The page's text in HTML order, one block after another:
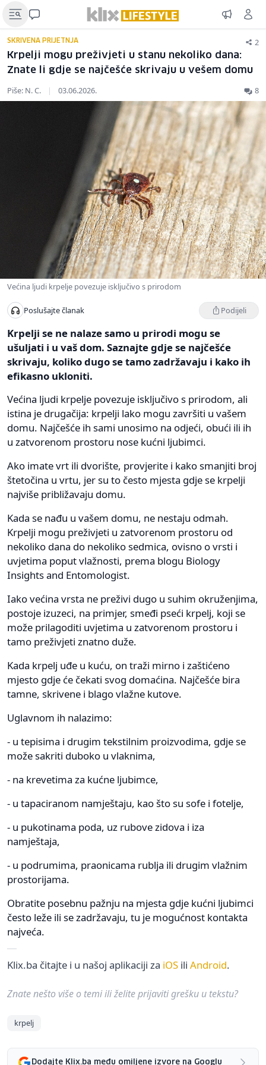
SKRIVENA PRIJETNJA 2
Krpelji mogu preživjeti u stanu nekoliko dana:
Znate li gdje se najčešće skrivaju u vešem domu
Piše: N. C. | 03.06.2026. 8
Većina ljudi krpelje povezuje isključivo s prirodom
Poslušajte članak Podijeli
Krpelji se ne nalaze samo u prirodi mogu se
ušuljati i u vaš dom. Saznajte gdje se najčešće
skrivaju, koliko dugo se tamo zadržavaju i kako ih
efikasno ukloniti.
Većina ljudi krpelje povezuje isključivo s prirodom, ali
istina je drugačija: krpelji lako mogu završiti u vašem
domu. Najčešće ih sami unosimo na odjeći, obući ili ih
u zatvorenom prostoru nose kućni ljubimci.
Ako imate vrt ili dvorište, provjerite i kako smanjiti broj
štetočina u vrtu, jer su to često mjesta gdje se krpelji
najviše približavaju domu.
Kada se nađu u vašem domu, ne nestaju odmah.
Krpelji mogu preživjeti u zatvorenom prostoru od
nekoliko dana do nekoliko sedmica, ovisno o vrsti i
uvjetima poput vlažnosti, prema blogu Biology
Insights and Entomologist.
Iako većina vrsta ne preživi dugo u suhim okruženjima,
postoje izuzeci, na primjer, smeđi pseći krpelj, koji se
može prilagoditi uvjetima u zatvorenom prostoru i
tamo preživjeti znatno duže.
Kada krpelj uđe u kuću, on traži mirno i zaštićeno
mjesto gdje će čekati svog domaćina. Najčešće bira
tamne, skrivene i blago vlažne kutove.
Uglavnom ih nalazimo:
- u tepisima i drugim tekstilnim proizvodima, gdje se
može sakriti duboko u vlaknima,
- na krevetima za kućne ljubimce,
- u tapaciranom namještaju, kao što su sofe i fotelje,
- u pukotinama poda, uz rubove zidova i iza
namještaja,
- u podrumima, praonicama rublja ili drugim vlažnim
prostorijama.
Obratite posebnu pažnju na mjesta gdje kućni ljubimci
često leže ili se zadržavaju, tu je mogućnost kontakta
najveća.
Klix.ba čitajte i u našoj aplikaciji za iOS ili Android.
Znate nešto više o temi ili želite prijaviti grešku u tekstu?
krpelj
Dodajte Klix.ba među omiljene izvore na Googlu